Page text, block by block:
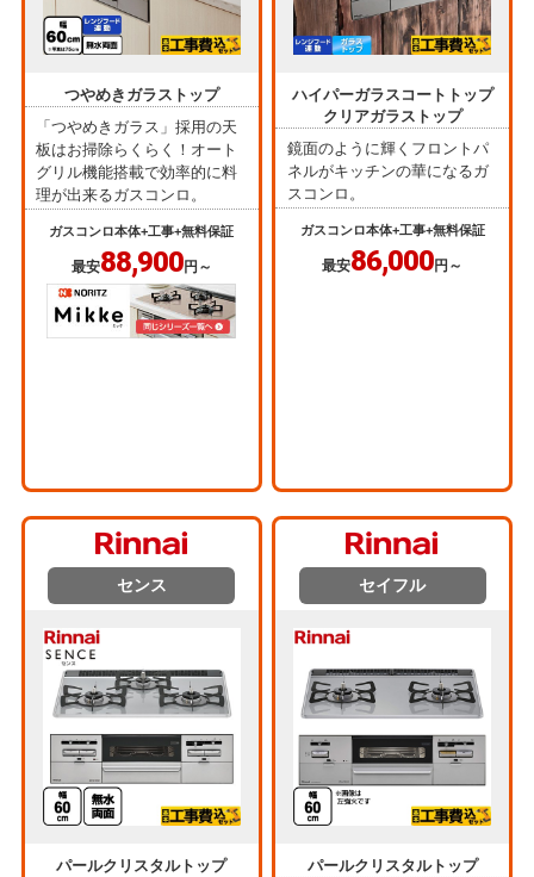
つやめきガラストップ
「つやめきガラス」採用の天
板はお掃除らくらく！オート
グリル機能搭載で効率的に料
理が出来るガスコンロ。
ガスコンロ本体+工事+無料保証
最安88,900円～
ハイパーガラスコートトップ
クリアガラストップ
鏡面のように輝くフロントパ
ネルがキッチンの華になるガ
スコンロ。
ガスコンロ本体+工事+無料保証
最安86,000円～
センス
パールクリスタルトップ
セイフル
パールクリスタルトップ